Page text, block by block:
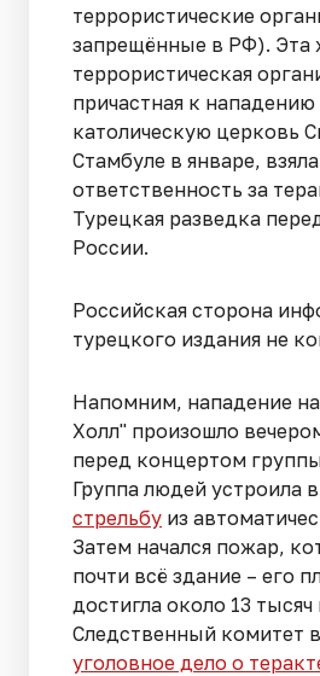
террористические
запрещённые в РФ). Эта
террористическая
причастная к нападению
католическую церковь
Стамбуле в январе,
ответственность за
Турецкая разведка
России.
Российская сторона
турецкого издания не
Напомним, нападение
Холл" произошло
перед концертом
Группа людей устроила
стрельбу из
Затем начался пожар,
почти всё здание – его
достигла около 13
Следственный комитет
уголовное дело о